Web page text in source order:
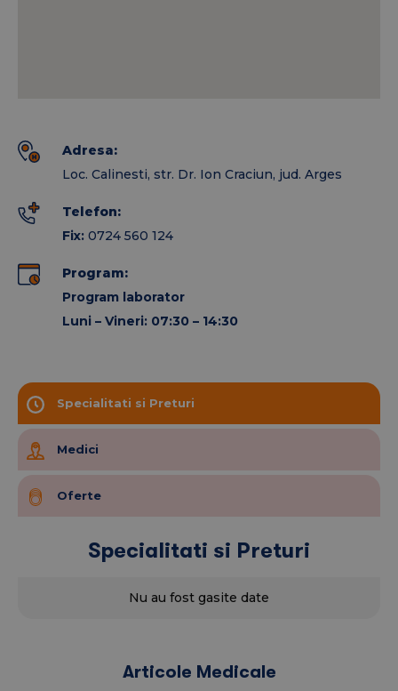
Adresa:
Loc. Calinesti, str. Dr. Ion Craciun, jud. Arges
Telefon:
Fix: 0724 560 124
Program:
Program laborator
Luni – Vineri: 07:30 – 14:30
Specialitati si Preturi
Medici
Oferte
Specialitati si Preturi
Nu au fost gasite date
Articole Medicale